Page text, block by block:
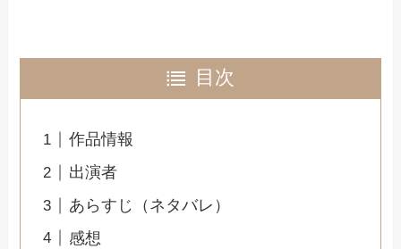
目次
作品情報
出演者
あらすじ（ネタバレ）
感想